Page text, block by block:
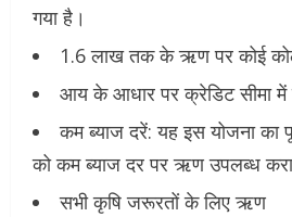
गया है।
1.6 लाख तक के ऋण पर कोई
आय के आधार पर क्रेडिट सीमा में
कम ब्याज दरें: यह इस योजना का
को कम ब्याज दर पर ऋण उपलब्ध
सभी कृषि जरूरतों के लिए ऋण